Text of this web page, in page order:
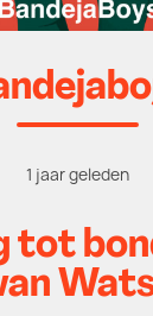
1 jaar geleden